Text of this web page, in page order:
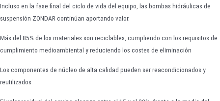
Incluso en la fase final del ciclo de vida del equipo, las bombas hidráulicas de
suspensión ZONDAR continúan aportando valor.
Más del 85% de los materiales son reciclables, cumpliendo con los requisitos de
cumplimiento medioambiental y reduciendo los costes de eliminación
Los componentes de núcleo de alta calidad pueden ser reacondicionados y
reutilizados